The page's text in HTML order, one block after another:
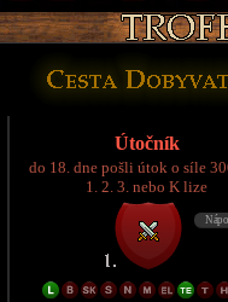
Útočník
do 18. dne pošli útok o síle
1. 2. 3. nebo K lize